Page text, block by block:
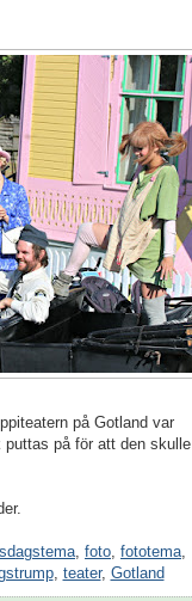
på Gotland var
puttas på för att den skulle
foto fototema
, teater, Gotland